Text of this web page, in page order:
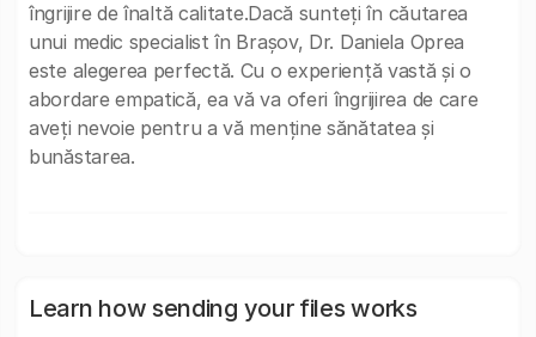
îngrijire de înaltă calitate.Dacă sunteți în căutarea
unui medic specialist în Brașov, Dr. Daniela Oprea
este alegerea perfectă. Cu o experiență vastă și o
abordare empatică, ea vă va oferi îngrijirea de care
aveți nevoie pentru a vă menține sănătatea și
bunăstarea.
Learn how sending your files works